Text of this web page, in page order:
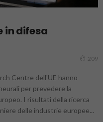
in difesa
209
Centre dell'UE hanno
per prevedere la
I risultati della ricerca
delle industrie europee...